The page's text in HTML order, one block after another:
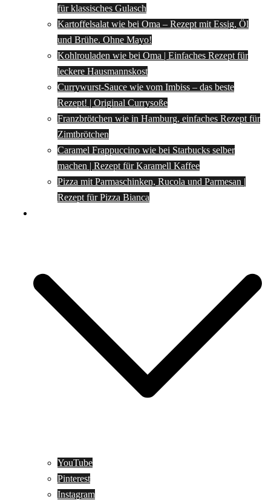
für klassisches Gulasch
Kartoffelsalat wie bei Oma – Rezept mit Essig, Öl
und Brühe. Ohne Mayo!
Kohlrouladen wie bei Oma | Einfaches Rezept für
leckere Hausmannskost
Currywurst-Sauce wie vom Imbiss – das beste
Rezept! | Original Currysoße
Franzbrötchen wie in Hamburg, einfaches Rezept für
Zimtbrötchen
Caramel Frappuccino wie bei Starbucks selber
machen | Rezept für Karamell Kaffee
Pizza mit Parmaschinken, Rucola und Parmesan |
Rezept für Pizza Bianca
YouTube
Pinterest
Instagram